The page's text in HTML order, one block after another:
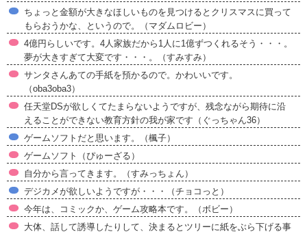
ちょっと金額が大きなほしいものを見つけるとクリスマスに買って
もらおうかな、というので。（マダムロビー）
4億円らしいです。4人家族だから1人に1億ずつくれるそう・・・。
夢が大きすぎて大変です・・・。（すみすみ）
サンタさんあての手紙を預かるので。かわいいです。
（oba3oba3）
任天堂DSが欲しくてたまらないようですが、残念ながら期待に沿
えることができない教育方針の我が家です（ぐっちゃん36）
ゲームソフトだと思います。（楓子）
ゲームソフト（ぴゅーざる）
自分から言ってきます。（すみっちょん）
デジカメが欲しいようですが・・・（チョコっと）
今年は、コミックか、ゲーム攻略本です。（ボビー）
大体、話して誘導したりして、決まるとツリーに紙をぶら下げる事